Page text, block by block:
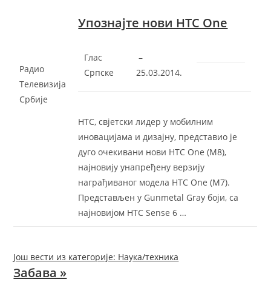
Радио
Телевизија
Србије
Упознајте нови HTC One
Глас
Српске
–
‎25.03.2014.‎
HTC, свjетски лидер у мобилним
иновацијама и дизајну, представио је
дуго очекивани нови HTC One (М8),
најновију унапређену верзију
награђиваног модела HTC One (М7).
Представљен у Gunmetal Gray боји, са
најновијом HTC Sense 6 …
Још вести из категорије: Наука/техника
Забава »